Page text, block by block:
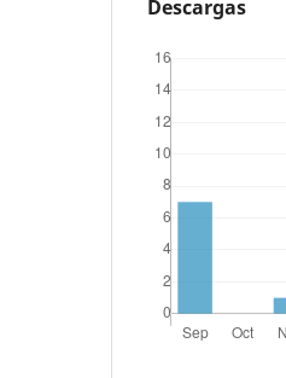
Descargas